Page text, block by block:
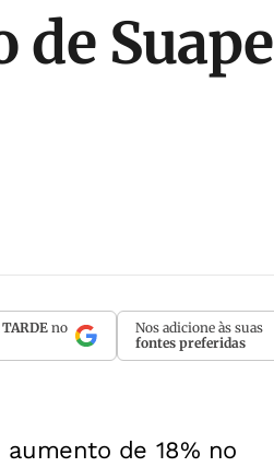
Suape
TARDEno
Nos adicione às suas
fontes preferidas
de 18% no